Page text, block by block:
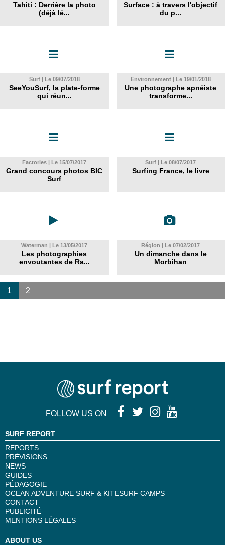
Tahiti : Derrière la photo
(déjà lé...
Surface : à travers l'objectif
du p...
Surf | Le 09/07/2018
SeeYouSurf, la plate-forme
qui réun...
Environnement | Le 19/01/2018
Une photographe apnéiste
transforme...
Factories | Le 15/07/2017
Grand concours photos BIC
Surf
Surf | Le 08/07/2017
Surfing France, le livre
Waterman | Le 13/05/2017
Les photographies
envoutantes de Ra...
Région | Le 07/02/2017
Un dimanche dans le
Morbihan
1 2
FOLLOW US ON
SURF REPORT
REPORTS
PRÉVISIONS
NEWS
GUIDES
PÉDAGOGIE
OCEAN ADVENTURE SURF & KITESURF CAMPS
CONTACT
PUBLICITÉ
MENTIONS LÉGALES
ABOUT US